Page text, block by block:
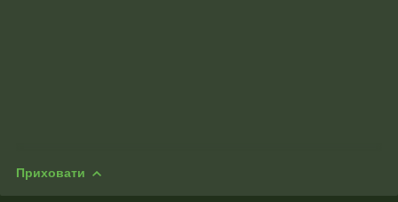
Приховати